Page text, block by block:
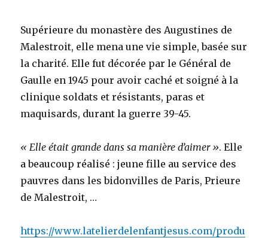
Supérieure du monastère des Augustines de
Malestroit, elle mena une vie simple, basée sur
la charité. Elle fut décorée par le Général de
Gaulle en 1945 pour avoir caché et soigné à la
clinique soldats et résistants, paras et
maquisards, durant la guerre 39-45.
« Elle était grande dans sa manière d’aimer ». Elle
a beaucoup réalisé : jeune fille au service des
pauvres dans les bidonvilles de Paris, Prieure
de Malestroit, …
https://www.latelierdelenfantjesus.com/produ